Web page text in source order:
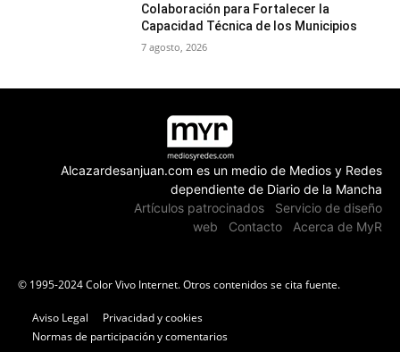
Colaboración para Fortalecer la
Capacidad Técnica de los Municipios
7 agosto, 2026
Alcazardesanjuan.com es un medio de Medios y Redes
dependiente de Diario de la Mancha
Artículos patrocinados
Servicio de diseño
web
Contacto Acerca de MyR
© 1995-2024 Color Vivo Internet. Otros contenidos se cita fuente.
Aviso Legal
Privacidad y cookies
Normas de participación y comentarios